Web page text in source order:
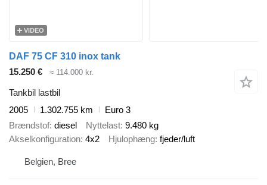
VIDEO
DAF 75 CF 310 inox tank
15.250 €
≈ 114.000 kr.
Tankbil lastbil
2005
1.302.755 km
Euro 3
Brændstof diesel Nyttelast 9.480 kg
Akselkonfiguration 4x2 Hjulophæng fjeder/luft
Belgien, Bree